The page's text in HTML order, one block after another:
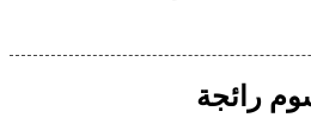
رائجة